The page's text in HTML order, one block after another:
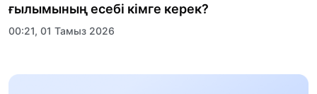
ғылымының есебі кімге керек?
00:21, 01 Тамыз 2026
«Заң керуені» жобасы: Абай облысында